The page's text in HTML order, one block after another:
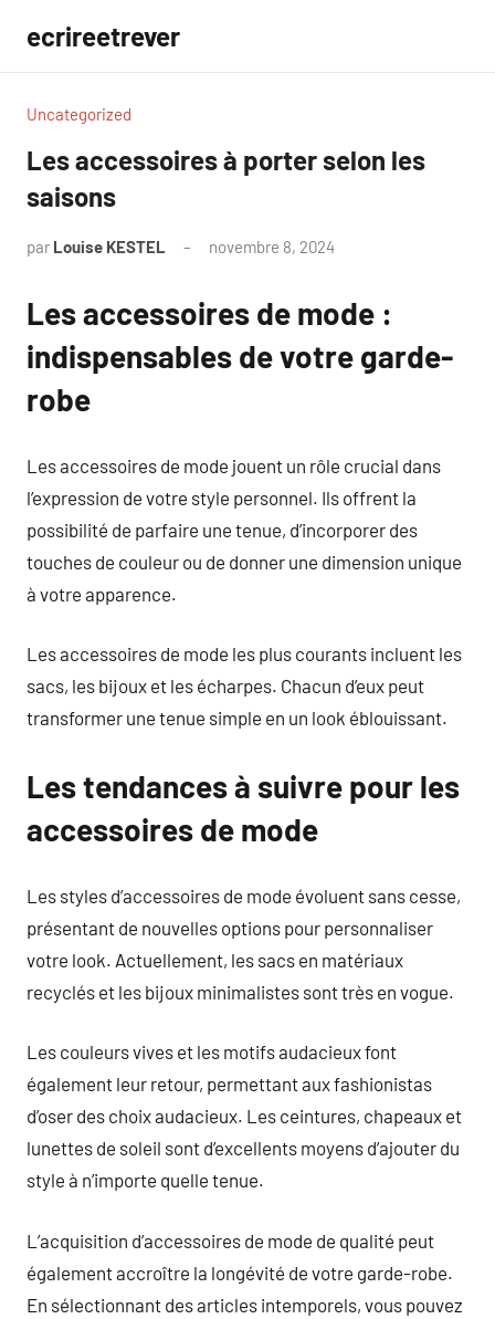
contenu
ecrireetrever
Uncategorized
Les accessoires à porter selon les
saisons
par Louise KESTEL novembre 8, 2024
Les accessoires de mode :
indispensables de votre garde-
robe
Les accessoires de mode jouent un rôle crucial dans
l’expression de votre style personnel. Ils offrent la
possibilité de parfaire une tenue, d’incorporer des
touches de couleur ou de donner une dimension unique
à votre apparence.
Les accessoires de mode les plus courants incluent les
sacs, les bijoux et les écharpes. Chacun d’eux peut
transformer une tenue simple en un look éblouissant.
Les tendances à suivre pour les
accessoires de mode
Les styles d’accessoires de mode évoluent sans cesse,
présentant de nouvelles options pour personnaliser
votre look. Actuellement, les sacs en matériaux
recyclés et les bijoux minimalistes sont très en vogue.
Les couleurs vives et les motifs audacieux font
également leur retour, permettant aux fashionistas
d’oser des choix audacieux. Les ceintures, chapeaux et
lunettes de soleil sont d’excellents moyens d’ajouter du
style à n’importe quelle tenue.
L’acquisition d’accessoires de mode de qualité peut
également accroître la longévité de votre garde-robe.
En sélectionnant des articles intemporels, vous pouvez